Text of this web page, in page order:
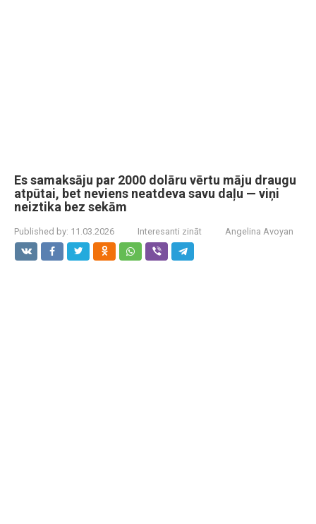
Es samaksāju par 2000 dolāru vērtu māju draugu
atpūtai, bet neviens neatdeva savu daļu — viņi
neiztika bez sekām
Published by: 11.03.2026 Interesanti zināt Angelina Avoyan